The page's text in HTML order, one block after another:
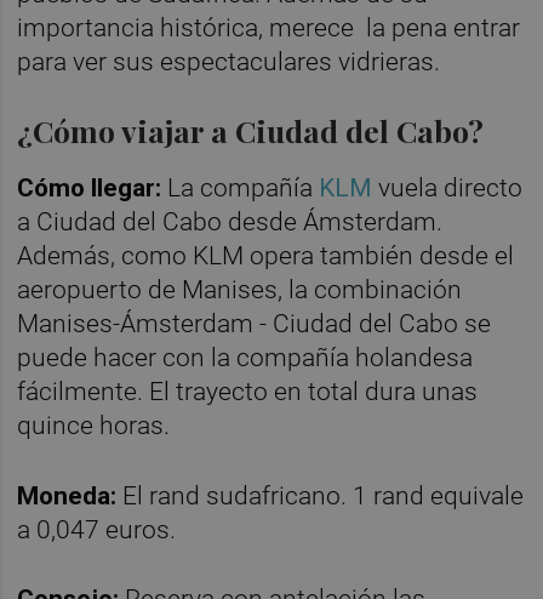
importancia histórica, merece la pena entrar
para ver sus espectaculares vidrieras.
¿Cómo viajar a Ciudad del Cabo?
Cómo llegar: La compañía KLM vuela directo
a Ciudad del Cabo desde Ámsterdam.
Además, como KLM opera también desde el
aeropuerto de Manises, la combinación
Manises-Ámsterdam - Ciudad del Cabo se
puede hacer con la compañía holandesa
fácilmente. El trayecto en total dura unas
quince horas.
Moneda: El rand sudafricano. 1 rand equivale
a 0,047 euros.